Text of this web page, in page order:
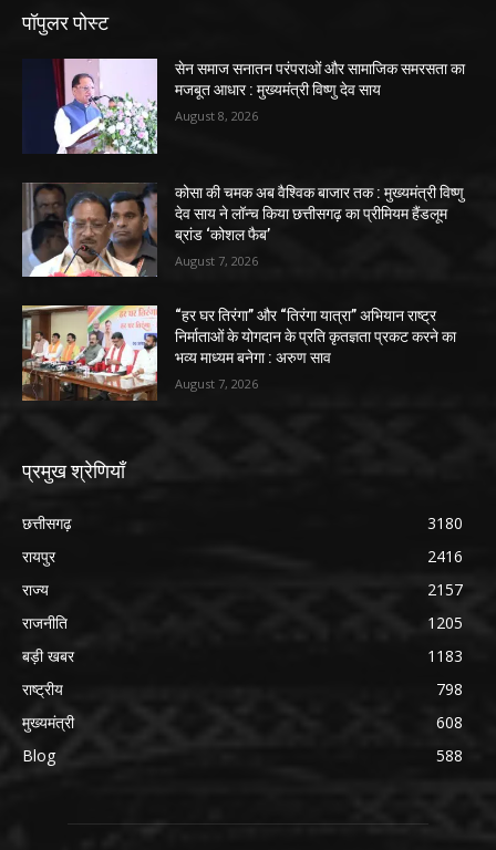
पॉपुलर पोस्ट
सेन समाज सनातन परंपराओं और सामाजिक समरसता का
मजबूत आधार : मुख्यमंत्री विष्णु देव साय
August 8, 2026
कोसा की चमक अब वैश्विक बाजार तक : मुख्यमंत्री विष्णु
देव साय ने लॉन्च किया छत्तीसगढ़ का प्रीमियम हैंडलूम
ब्रांड ‘कोशल फैब’
August 7, 2026
“हर घर तिरंगा” और “तिरंगा यात्रा” अभियान राष्ट्र
निर्माताओं के योगदान के प्रति कृतज्ञता प्रकट करने का
भव्य माध्यम बनेगा : अरुण साव
August 7, 2026
प्रमुख श्रेणियाँ
छत्तीसगढ़
3180
रायपुर
2416
राज्य
2157
राजनीति
1205
बड़ी खबर
1183
राष्ट्रीय
798
मुख्यमंत्री
608
Blog
588